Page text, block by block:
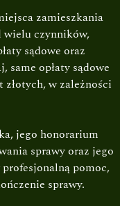
zamieszkania
wielu czynników,
sądowe oraz
same opłaty sądowe
w zależności
jego honorarium
sprawy oraz jego
pomoc,
sprawy.